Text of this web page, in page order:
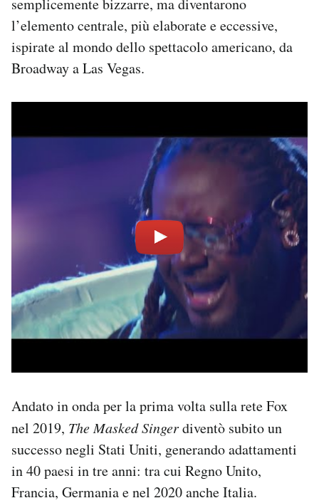
semplicemente bizzarre, ma diventarono
l’elemento centrale, più elaborate e eccessive,
ispirate al mondo dello spettacolo americano, da
Broadway a Las Vegas.
Andato in onda per la prima volta sulla rete Fox
nel 2019, The Masked Singerdiventò subito un
successo negli Stati Uniti, generando adattamenti
in 40 paesi in tre anni: tra cui Regno Unito,
Francia, Germania e nel 2020 anche Italia.